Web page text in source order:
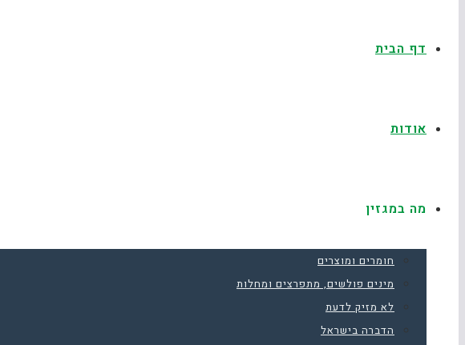
דף הבית
אודות
מה במגזין
חומרים ומוצרים
מינים פולשים, מתפרצים ומחלות
לא מזיק לדעת
הדברה בישראל